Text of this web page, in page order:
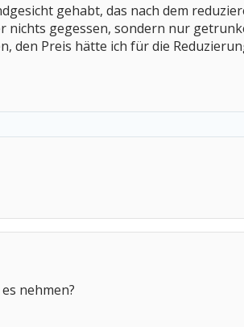
gehabt, das nach dem
gegessen, sondern nur
den Preis hätte ich für die
nehmen?